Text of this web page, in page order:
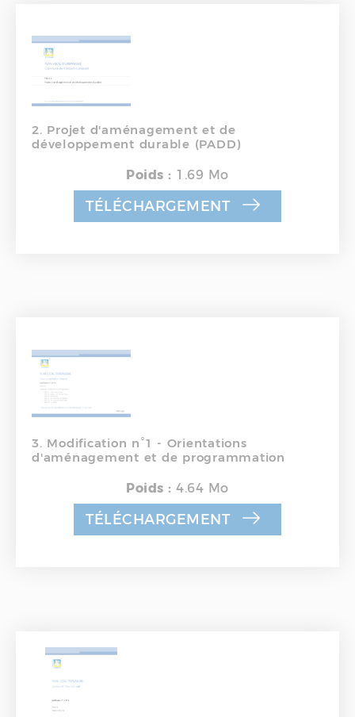
2. Projet d'aménagement et de
développement durable (PADD)
Poids : 1.69 Mo
TÉLÉCHARGEMENT
3. Modification n°1 - Orientations
d'aménagement et de programmation
Poids :4.64 Mo
TÉLÉCHARGEMENT